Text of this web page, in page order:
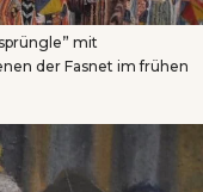
mit
der Fasnet im frühen